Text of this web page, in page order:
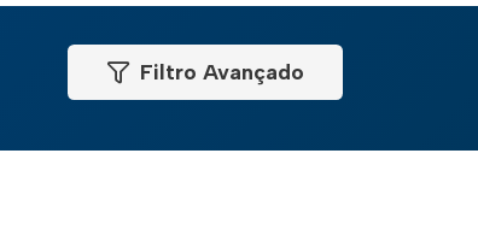
Filtro Avançado